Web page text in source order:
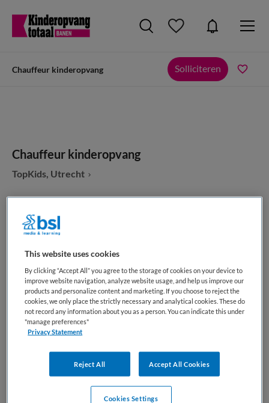
Chauffeur kinderopvang Solliciteren
Chauffeur kinderopvang
TopKids, Utrecht
VAKGEBIED
BRANCHE
BSO
AANSTELLING
Vaste aanstelling
PLAATSINGSDATUM
17 maart 2026
Niet nader bepaald Parttime
This website uses cookies
By clicking “Accept All” you agree to the storage of cookies on your device to
improve website navigation, analyze website usage, and help us improve our
products and personalize content and marketing. If you choose to reject the
cookies, we only place the strictly necessary and analytical cookies. These do
not record any information about you as a person. You can indicate this under
"manage preferences"
Privacy Statement
Reject All Accept All Cookies
Cookies Settings